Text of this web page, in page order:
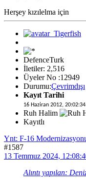
Herşey kızılelma için
DefenceTurk
İletiler: 2,516
Üyeler No :12949
Durumu:Çevrimdışı
Kayıt Tarihi
16 Haziran 2012, 20:02:34
Ruh Halim
Kayıtlı
Ynt: F-16
#1587
13 Temmuz 2024,
Alıntı yapılan: